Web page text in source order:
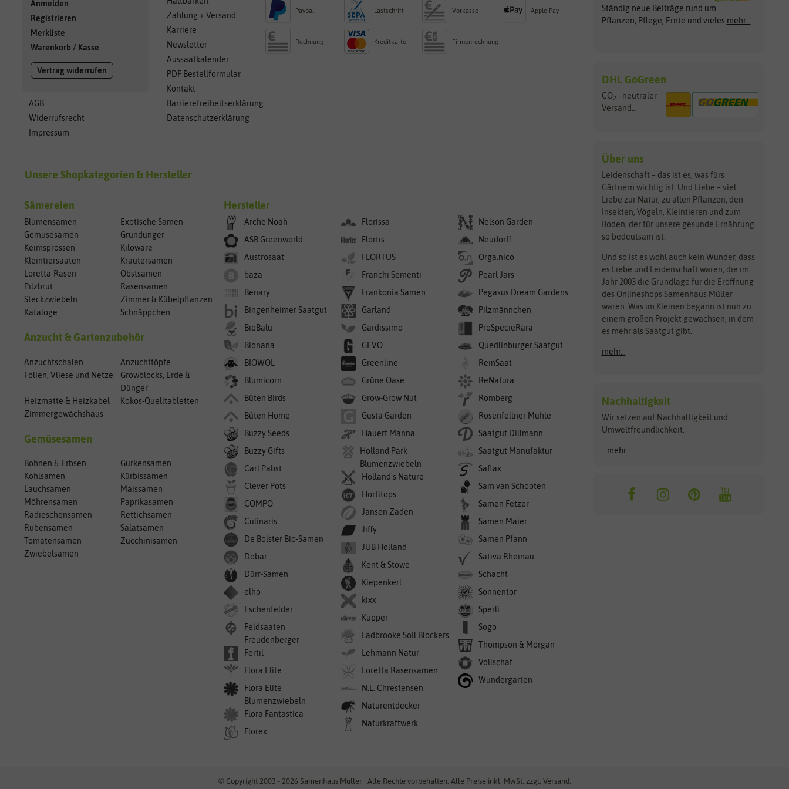
Anmelden
Registrieren
Merkliste
Warenkorb / Kasse
Vertrag widerrufen
AGB
Widerrufsrecht
Impressum
Zahlung + Versand
Karriere
Newsletter
Aussaatkalender
PDF Bestellformular
Kontakt
Barrierefreiheitserklärung
Datenschutzerklärung
Paypal Lastschrift Vorkasse Apple Pay
Rechnung Kreditkarte Firmenrechnung
Unsere Shopkategorien & Hersteller
Sämereien
Blumensamen
Exotische Samen
Gemüsesamen
Gründünger
Keimsprossen
Kiloware
Kleintiersaaten
Kräutersamen
Loretta-Rasen
Obstsamen
Pilzbrut
Rasensamen
Steckzwiebeln
Zimmer & Kübelpflanzen
Kataloge
Schnäppchen
Anzucht & Gartenzubehör
Anzuchtschalen
Anzuchttöpfe
Folien, Vliese und Netze
Growblocks, Erde &
Dünger
Heizmatte & Heizkabel
Kokos-Quelltabletten
Zimmergewächshaus
Gemüsesamen
Bohnen & Erbsen
Gurkensamen
Kohlsamen
Kürbissamen
Lauchsamen
Maissamen
Möhrensamen
Paprikasamen
Radieschensamen
Rettichsamen
Rübensamen
Salatsamen
Tomatensamen
Zucchinisamen
Zwiebelsamen
Hersteller
Arche Noah
ASB Greenworld
Austrosaat
baza
Benary
Bingenheimer Saatgut
BioBalu
Bionana
BIOWOL
Blumicorn
Bûten Birds
Bûten Home
Buzzy Seeds
Buzzy Gifts
Carl Pabst
Clever Pots
COMPO
Culinaris
De Bolster Bio-Samen
Dobar
Dürr-Samen
elho
Eschenfelder
Feldsaaten
Freudenberger
Fertil
Flora Elite
Flora Elite
Blumenzwiebeln
Flora Fantastica
Florex
Florissa
Flortis
FLORTUS
Franchi Sementi
Frankonia Samen
Garland
Gardissimo
GEVO
Greenline
Grüne Oase
Grow-Grow Nut
Gusta Garden
Hauert Manna
Holland Park
Blumenzwiebeln
Holland's Nature
Hortitops
Jansen Zaden
Jiffy
JUB Holland
Kent & Stowe
Kiepenkerl
kixx
Küpper
Ladbrooke Soil Blockers
Lehmann Natur
Loretta Rasensamen
N.L. Chrestensen
Naturentdecker
Naturkraftwerk
Nelson Garden
Neudorff
Orga.nico
Pearl Jars
Pegasus Dream Gardens
Pilzmännchen
ProSpecieRara
Quedlinburger Saatgut
ReinSaat
ReNatura
Romberg
Rosenfellner Mühle
Saatgut Dillmann
Saatgut Manufaktur
Saflax
Sam van Schooten
Samen Fetzer
Samen Maier
Samen Pfann
Sativa Rheinau
Schacht
Sonnentor
Sperli
Sogo
Thompson & Morgan
Vollschaf
Wundergarten
Ständig neue Beiträge rund um
Pflanzen, Pflege, Ernte und vieles mehr...
DHL GoGreen
CO2 - neutraler
Versand...
Über uns
Leidenschaft – das ist es, was fürs
Gärtnern wichtig ist. Und Liebe – viel
Liebe zur Natur, zu allen Pflanzen, den
Insekten, Vögeln, Kleintieren und zum
Boden, der für unsere gesunde Ernährung
so bedeutsam ist.
Und so ist es wohl auch kein Wunder, dass
es Liebe und Leidenschaft waren, die im
Jahr 2003 die Grundlage für die Eröffnung
des Onlineshops Samenhaus Müller
waren. Was im Kleinen begann ist nun zu
einem großen Projekt gewachsen, in dem
es mehr als Saatgut gibt.
mehr...
Nachhaltigkeit
Wir setzen auf Nachhaltigkeit und
Umweltfreundlichkeit.
...mehr
© Copyright 2003 - 2026 Samenhaus Müller | Alle Rechte vorbehalten. Alle Preise inkl. MwSt. zzgl. Versand.